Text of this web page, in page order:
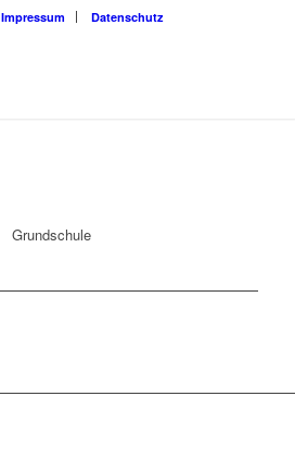
Impres­sum Daten­schutz
Grund­schu­le